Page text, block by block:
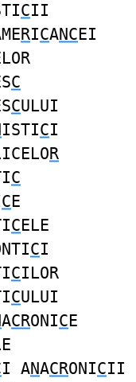
CII
RICANCEI
C
CULUI
ISTICI
R
C
CE
CELE
CI
CILOR
CULUI
ACRONICE
I ANACRONICII